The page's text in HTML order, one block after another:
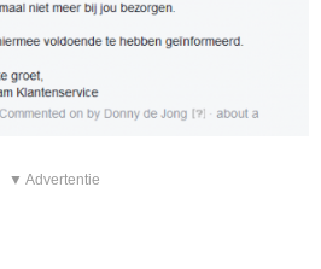
▼ Advertentie